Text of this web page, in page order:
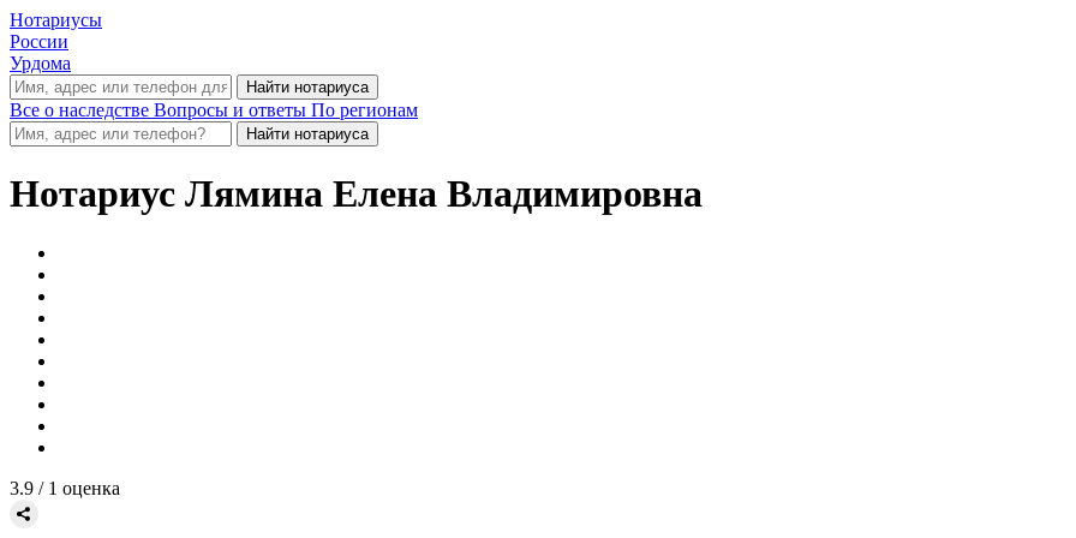
Нотариусы
России
Урдома
Все о наследстве Вопросы и ответы По регионам
Нотариус Лямина Елена Владимировна
3.9 / 1 оценка